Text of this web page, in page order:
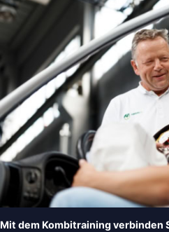
Mit dem Kombitraining verbinden